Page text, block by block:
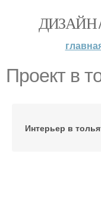
ДИЗАЙН
Проект в
Интерьер в